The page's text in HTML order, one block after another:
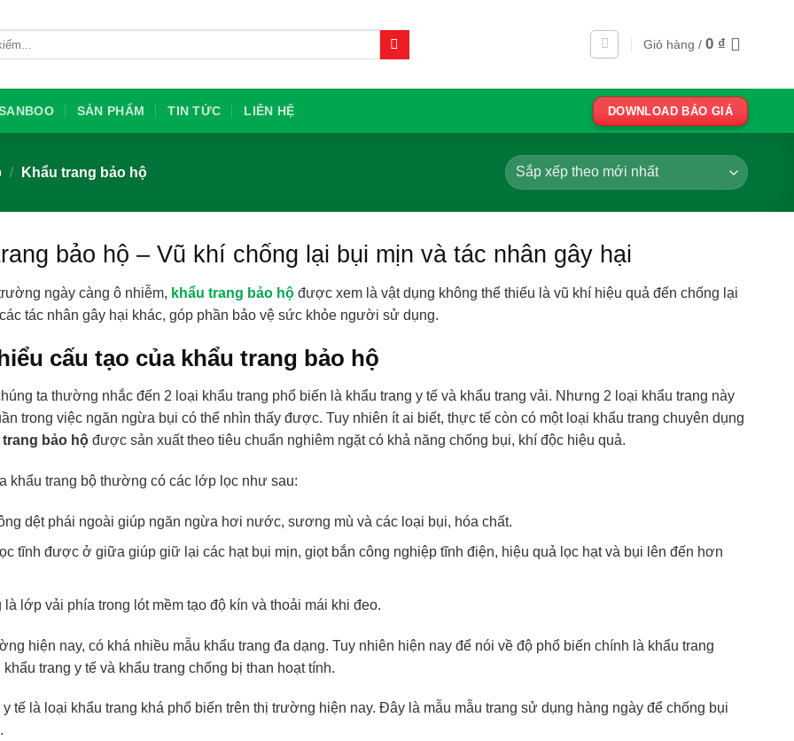
Giỏ hàng / 0 ₫
SẢN PHẨM TIN TỨC LIÊN HỆ DOWNLOAD BÁO GIÁ
/ Khẩu trang bảo hộ
bảo hộ – Vũ khí chống lại bụi mịn và tác nhân gây hại
ngày càng ô nhiễm, khẩu trang bảo hộđược xem là vật dụng không thể thiếu là vũ khí hiệu quả đến chống lại
tác nhân gây hại khác, góp phần bảo vệ sức khỏe người sử dụng.
cấu tạo của khẩu trang bảo hộ
ta thường nhắc đến 2 loại khẩu trang phổ biến là khẩu trang y tế và khẩu trang vải. Nhưng 2 loại khẩu trang này
trong việc ngăn ngừa bụi có thể nhìn thấy được. Tuy nhiên ít ai biết, thực tế còn có một loại khẩu trang chuyên dụng
trang bảo hộ được sản xuất theo tiêu chuẩn nghiêm ngặt có khả năng chống bụi, khí độc hiệu quả.
khẩu trang bộ thường có các lớp lọc như sau:
dệt phái ngoài giúp ngăn ngừa hơi nước, sương mù và các loại bụi, hóa chất.
tĩnh được ở giữa giúp giữ lại các hạt bụi mịn, giọt bắn công nghiệp tĩnh điện, hiệu quả lọc hạt và bụi lên đến hơn
là lớp vải phía trong lót mềm tạo độ kín và thoải mái khi đeo.
hiện nay, có khá nhiều mẫu khẩu trang đa dạng. Tuy nhiên hiện nay để nói về độ phổ biến chính là khẩu trang
khẩu trang y tế và khẩu trang chống bị than hoạt tính.
y tế là loại khẩu trang khá phổ biến trên thị trường hiện nay. Đây là mẫu mẫu trang sử dụng hàng ngày để chống bụi